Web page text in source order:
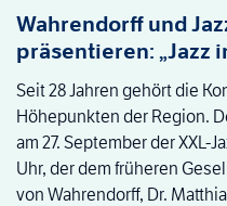
Wahrendorff und
präsentieren: „Jazz
Seit 28 Jahren gehört die
Höhepunkten der Region.
am 27. September der XXL-
Uhr, der dem früheren
von Wahrendorff, Dr.